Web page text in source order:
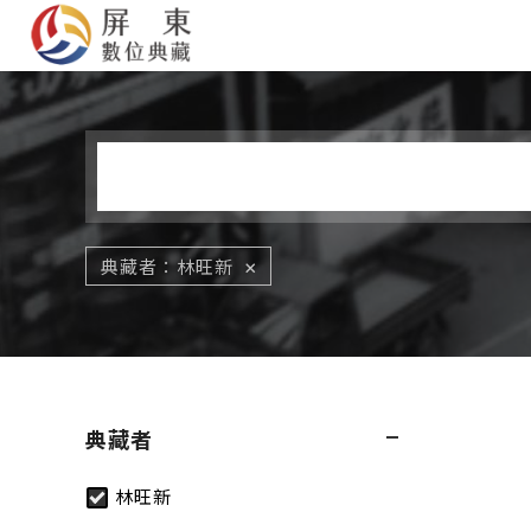
您在這裡
典藏者 林旺新
典藏者
林旺新